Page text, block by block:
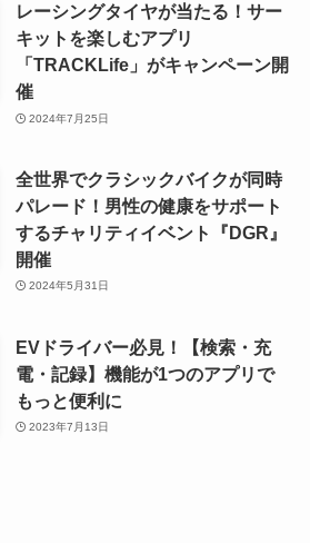
レーシングタイヤが当たる！サー
キットを楽しむアプリ
「TRACKLife」がキャンペーン開
催
2024年7月25日
全世界でクラシックバイクが同時
パレード！男性の健康をサポート
するチャリティイベント『DGR』
開催
2024年5月31日
EVドライバー必見！【検索・充
電・記録】機能が1つのアプリで
もっと便利に
2023年7月13日